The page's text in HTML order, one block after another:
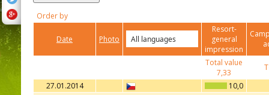
Order by
Date Photo
Resort-
general
impression
Total value
7,33
27.01.2014
10,0